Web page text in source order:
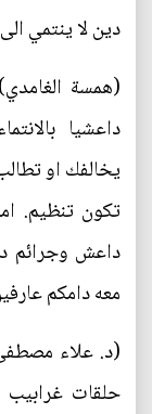
دين لا ينتمي
(همسة
داعشيا
يخالفك او
تكون تنظيم.
داعش وجرائم
معه دامكم
(د. علاء
حلقات